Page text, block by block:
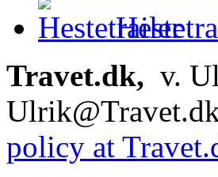
Travet.dk, v.
policy at